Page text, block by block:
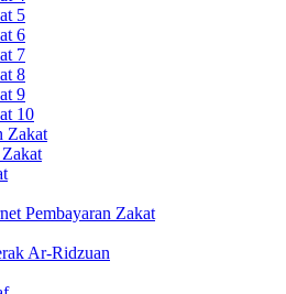
5
6
7
8
9
10
Zakat
Pembayaran Zakat
Ar-Ridzuan